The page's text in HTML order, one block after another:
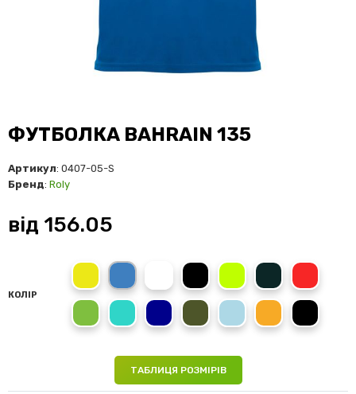
ФУТБОЛКА BAHRAIN 135
Артикул: 0407-05-S
Бренд: Roly
від 156.05
КОЛІР
yellow royal blue black lime grey red
fern greenturquoisenavy blueармейский зеленый
sky bluefluor orange
dark lead
ТАБЛИЦЯ РОЗМІРІВ